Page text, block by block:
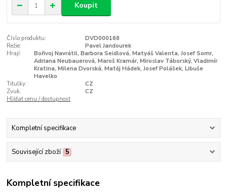
Koupit
Číslo produktu:
DVD000168
Režie:
Pavel Jandourek
Hrají:
Bořivoj Navrátil, Barbora Seidlová, Matyáš Valenta, Josef Somr,
Adriana Neubauerová, Maroš Kramár, Miroslav Táborský, Vladimír
Kratina, Milena Dvorská, Matěj Hádek, Josef Polášek, Libuše
Havelko
Titulky:
CZ
Zvuk:
CZ
Hlídat cenu / dostupnost
Kompletní specifikace
Související zboží 5
Kompletní specifikace